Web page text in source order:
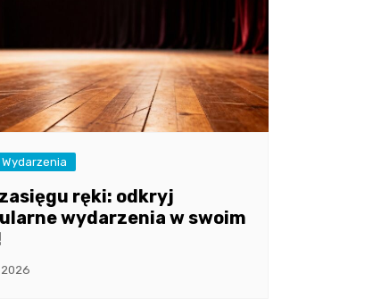
Wydarzenia
ręki: odkryj
wydarzenia w swoim